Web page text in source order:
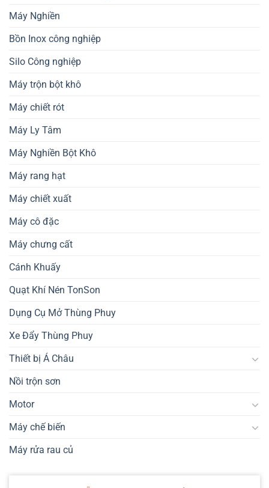
Máy Nghiền
Bồn Inox công nghiệp
Silo Công nghiệp
Máy trộn bột khô
Máy chiết rót
Máy Ly Tâm
Máy Nghiền Bột Khô
Máy rang hạt
Máy chiết xuất
Máy cô đặc
Máy chưng cất
Cánh Khuấy
Quạt Khí Nén TonSon
Dụng Cụ Mở Thùng Phuy
Xe Đẩy Thùng Phuy
Thiết bị Á Châu
Nồi trộn sơn
Motor
Máy chế biến
Máy rửa rau củ